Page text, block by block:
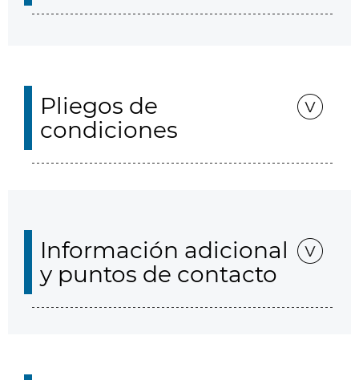
Pliegos de
condiciones
Información adicional
y puntos de contacto